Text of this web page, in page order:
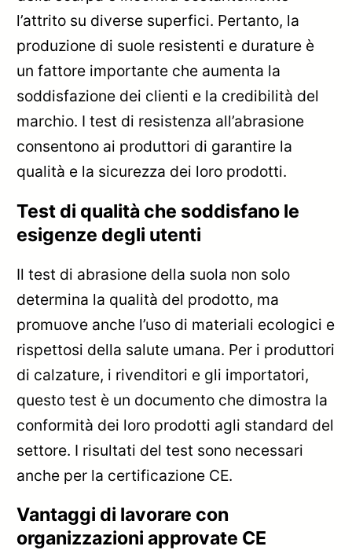
l’attrito su diverse superfici. Pertanto, la
produzione di suole resistenti e durature è
un fattore importante che aumenta la
soddisfazione dei clienti e la credibilità del
marchio. I test di resistenza all’abrasione
consentono ai produttori di garantire la
qualità e la sicurezza dei loro prodotti.
Test di qualità che soddisfano le
esigenze degli utenti
Il test di abrasione della suola non solo
determina la qualità del prodotto, ma
promuove anche l’uso di materiali ecologici e
rispettosi della salute umana. Per i produttori
di calzature, i rivenditori e gli importatori,
questo test è un documento che dimostra la
conformità dei loro prodotti agli standard del
settore. I risultati del test sono necessari
anche per la certificazione CE.
Vantaggi di lavorare con
organizzazioni approvate CE